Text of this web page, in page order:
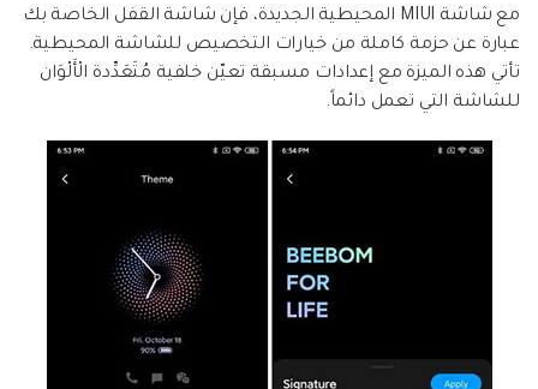
مع شاشة MIUI المحيطية الجديدة، فإن شاشة القفل الخاصة بك
عبارة عن حزمة كاملة من خيارات التخصيص للشاشة المحيطية.
تأتي هذه الميزة مع إعدادات مسبقة تعيّن خلفية مُتَعَدِّدة الْأَلْوَان
للشاشة التي تعمل دائماً.